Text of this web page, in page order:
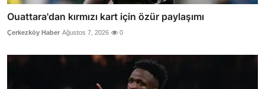
Ouattara'dan kırmızı kart için özür paylaşımı
Çerkezköy Haber Ağustos 7, 2026 0